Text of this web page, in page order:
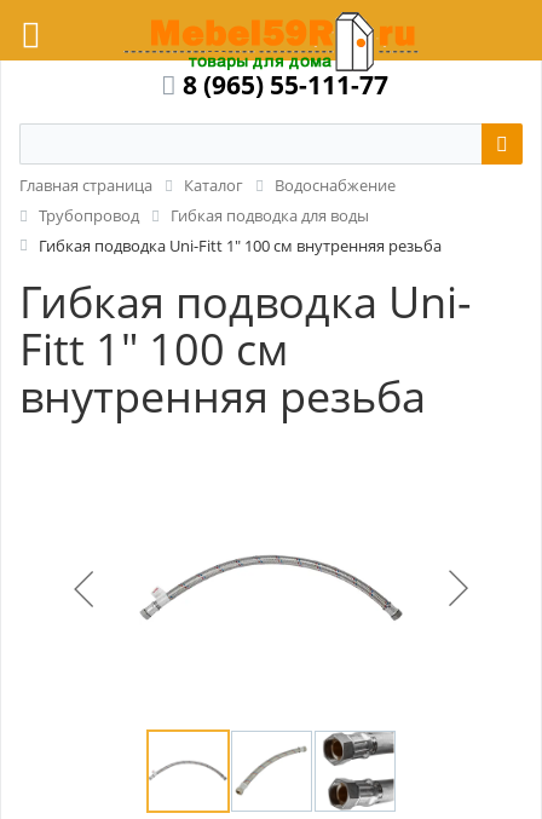
8 (965) 55-111-77
Главная страница Каталог
Водоснабжение
Трубопровод
Гибкая подводка для воды
Гибкая подводка Uni-Fitt 1" 100 см внутренняя резьба
Гибкая подводка Uni-
Fitt 1" 100 см
внутренняя резьба